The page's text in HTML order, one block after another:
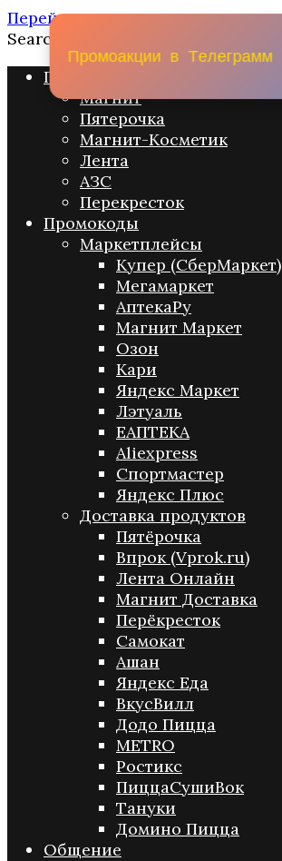
Перейти к содержанию
Search for:
Промо акции
Магнит
Пятерочка
Магнит-Косметик
Лента
АЗС
Перекресток
Промокоды
Маркетплейсы
Купер (СберМаркет)
Мегамаркет
АптекаРу
Магнит Маркет
Озон
Кари
Яндекс Маркет
Лэтуаль
ЕАПТЕКА
Aliexpress
Спортмастер
Яндекс Плюс
Доставка продуктов
Пятёрочка
Впрок (Vprok.ru)
Лента Онлайн
Магнит Доставка
Перёкресток
Самокат
Ашан
Яндекс Еда
ВкусВилл
Додо Пицца
METRO
Ростикс
ПиццаСушиВок
Тануки
Домино Пицца
Общение
Промоакции в Телеграмм